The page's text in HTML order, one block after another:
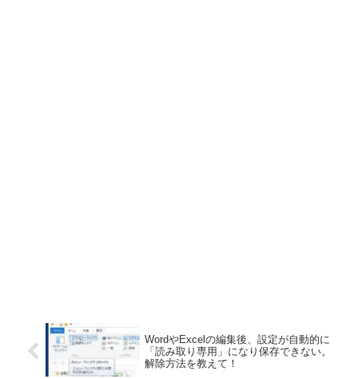
WordやExcelの編集後、設定が自動的に
「読み取り専用」になり保存できない。
解除方法を教えて！